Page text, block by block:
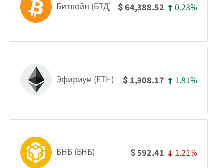
Биткойн (БТД) $64,388.52 0.23%
Эфириум (ETH) $ 1,908.17 1.81%
БНБ (БНБ) $592.41 1.21%